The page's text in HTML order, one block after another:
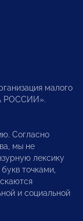
малого
РОССИИ».
Согласно
мы не
лексику
точками,
и социальной